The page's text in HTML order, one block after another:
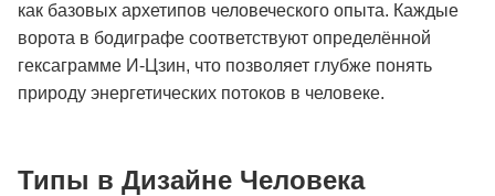
как базовых архетипов человеческого опыта. Каждые
ворота в бодиграфе соответствуют определённой
гексаграмме И-Цзин, что позволяет глубже понять
природу энергетических потоков в человеке.
Типы в Дизайне Человека